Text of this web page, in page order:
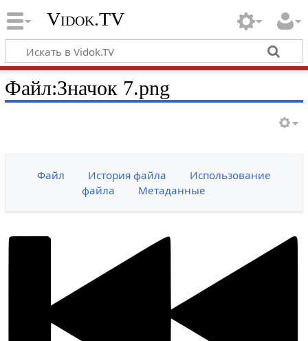
Vidok.TV
Файл:Значок 7.png
Файл История файла
Использование
файла
Метаданные